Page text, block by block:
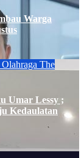
Warga
The
Umar Lessy ;
Kedaulatan